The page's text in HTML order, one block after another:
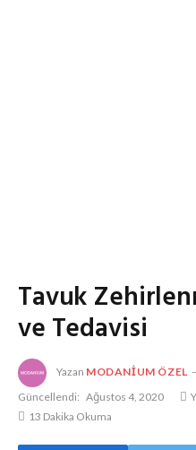
Tavuk
ve Tedavisi
Yazan MODANIUM ÖZEL
Güncellendi: Ağustos 4, 2020
13 Dakika Okuma